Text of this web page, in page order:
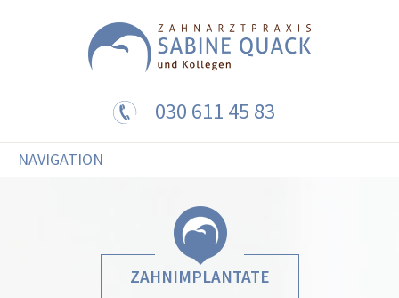
030 611 45 83
NAVIGATION
ZAHNIMPLANTATE